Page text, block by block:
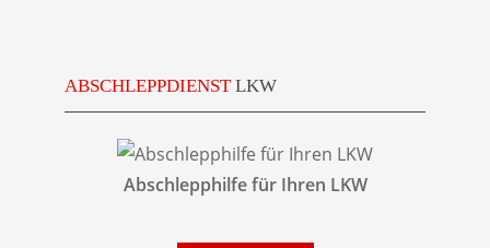
ABSCHLEPPDIENSTLKW
Abschlepphilfe für Ihren LKW